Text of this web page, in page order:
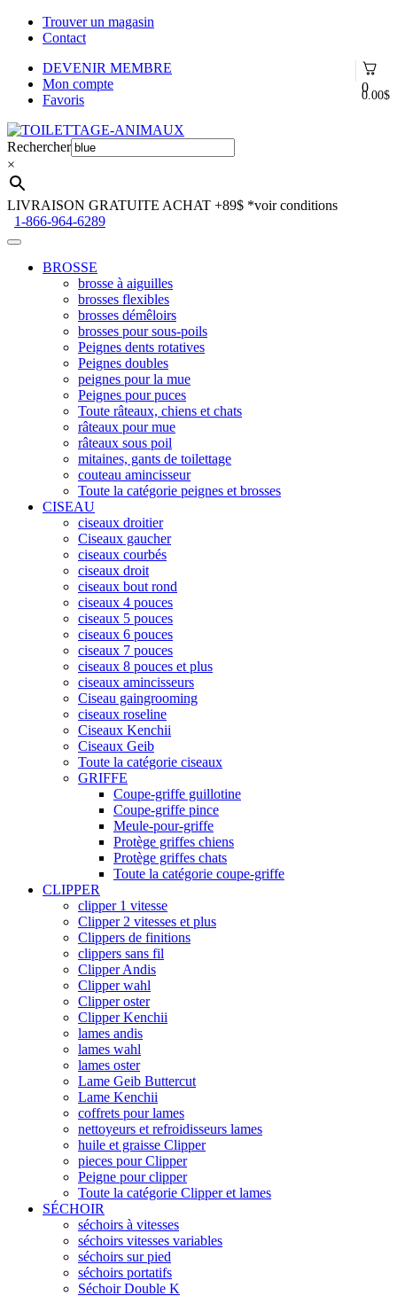
Trouver un magasin
Contact
0
0.00$
DEVENIR MEMBRE
Mon compte
Favoris
Aller
à
la
navigation
Aller
au
contenu
Rechercher
×
LIVRAISON GRATUITE ACHAT +89$ *voir conditions
1-866-964-6289
BROSSE
brosse à aiguilles
brosses flexibles
brosses démêloirs
brosses pour sous-poils
Peignes dents rotatives
Peignes doubles
peignes pour la mue
Peignes pour puces
Toute râteaux, chiens et chats
râteaux pour mue
râteaux sous poil
mitaines, gants de toilettage
couteau amincisseur
Toute la catégorie peignes et brosses
CISEAU
ciseaux droitier
Ciseaux gaucher
ciseaux courbés
ciseaux droit
ciseaux bout rond
ciseaux 4 pouces
ciseaux 5 pouces
ciseaux 6 pouces
ciseaux 7 pouces
ciseaux 8 pouces et plus
ciseaux amincisseurs
Ciseau gaingrooming
ciseaux roseline
Ciseaux Kenchii
Ciseaux Geib
Toute la catégorie ciseaux
GRIFFE
Coupe-griffe guillotine
Coupe-griffe pince
Meule-pour-griffe
Protège griffes chiens
Protège griffes chats
Toute la catégorie coupe-griffe
CLIPPER
clipper 1 vitesse
Clipper 2 vitesses et plus
Clippers de finitions
clippers sans fil
Clipper Andis
Clipper wahl
Clipper oster
Clipper Kenchii
lames andis
lames wahl
lames oster
Lame Geib Buttercut
Lame Kenchii
coffrets pour lames
nettoyeurs et refroidisseurs lames
huile et graisse Clipper
pieces pour Clipper
Peigne pour clipper
Toute la catégorie Clipper et lames
SÉCHOIR
séchoirs à vitesses
séchoirs vitesses variables
séchoirs sur pied
séchoirs portatifs
Séchoir Double K